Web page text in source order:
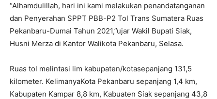
“Alhamdulillah, hari ini kami melakukan penandatanganan
dan Penyerahan SPPT PBB-P2 Tol Trans Sumatera Ruas
Pekanbaru-Dumai Tahun 2021,”ujar Wakil Bupati Siak,
Husni Merza di Kantor Walikota Pekanbaru, Selasa.
Ruas tol melintasi lim kabupaten/kotasepanjang 131,5
kilometer. KelimanyaKota Pekanbaru sepanjang 1,4 km,
Kabupaten Kampar 8,8 km, Kabuaten Siak sepanjang 43,8